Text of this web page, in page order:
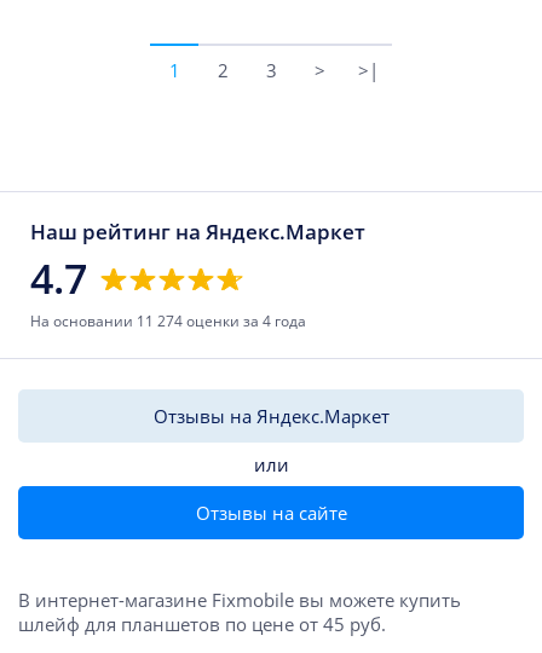
1 2 3 > >|
Наш рейтинг на Яндекс.Маркет
4.7
На основании 11 274 оценки за 4 года
Отзывы на Яндекс.Маркет
или
Отзывы на сайте
В интернет-магазине Fixmobile вы можете купить
шлейф для планшетов по цене от 45 руб.